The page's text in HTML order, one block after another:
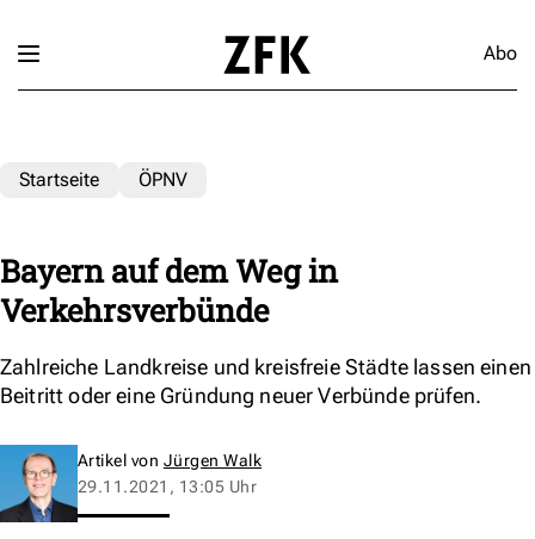
Abo
Startseite ÖPNV
Bayern auf dem Weg in
Verkehrsverbünde
Zahlreiche Landkreise und kreisfreie Städte lassen einen
Beitritt oder eine Gründung neuer Verbünde prüfen.
Artikel von Jürgen Walk
29.11.2021, 13:05 Uhr